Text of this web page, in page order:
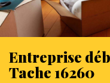
Entreprise
Tache 16260